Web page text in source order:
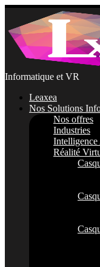
Passer
contenu
Informatique et VR
Leaxea
Nos Solutions
Nos offres
Industries
Réalité